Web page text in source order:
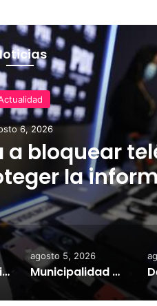
6, 2026
a bloquear
la
el
Gobierno mantiene despliegue regional y refuerza la ayuda en las comunas afectadas por el sistema frontal
agosto 5, 2026
Municipalidad de Temuco y Ejército de Chile entregan 130 fardos de alimento animal donados por Sofo para damnificados de sectores rurales